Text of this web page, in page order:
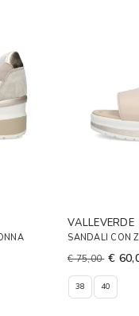
VALLEVERDE
SANDALI CON
€ 75,00 €
38 40